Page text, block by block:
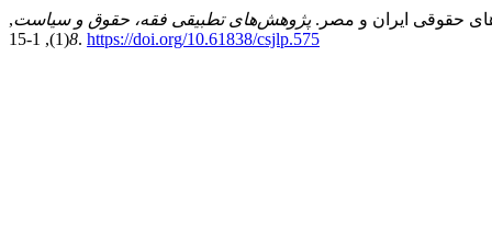
پژوهش‌های تطبیقی فقه، حقوق و سیاست,
8(1), 1-15. https://doi.org/10.61838/csjlp.575